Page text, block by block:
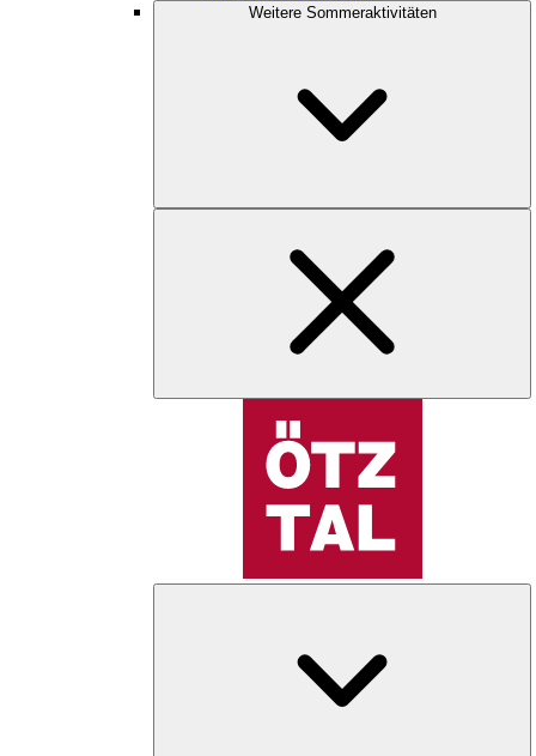
Weitere Sommeraktivitäten